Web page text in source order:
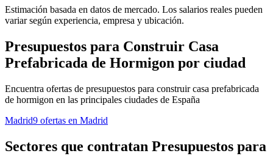
Estimación basada en datos de mercado. Los salarios reales pueden
variar según experiencia, empresa y ubicación.
Presupuestos para Construir Casa
Prefabricada de Hormigon por ciudad
Encuentra ofertas de presupuestos para construir casa prefabricada
de hormigon en las principales ciudades de España
Madrid9 ofertas en Madrid
Sectores que contratan Presupuestos para